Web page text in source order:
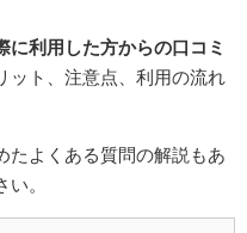
に利用した方からの口コミ
ット、注意点、利用の流れ
たよくある質問の解説もあ
。